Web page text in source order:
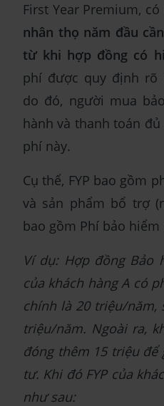
First Year Premium,
nhân thọ năm đầu
từ khi hợp đồng có
phí được quy định rõ
do đó, người mua
hành và thanh toán
phí này.
Cụ thể, FYP bao gồm
và sản phẩm bổ trợ
bao gồm Phí bảo
Ví dụ: Hợp đồng Bảo
của khách hàng A có
chính là 20 triệu/năm,
triệu/năm. Ngoài ra,
đóng thêm 15 triệu
tư. Khi đó FYP của
như sau: